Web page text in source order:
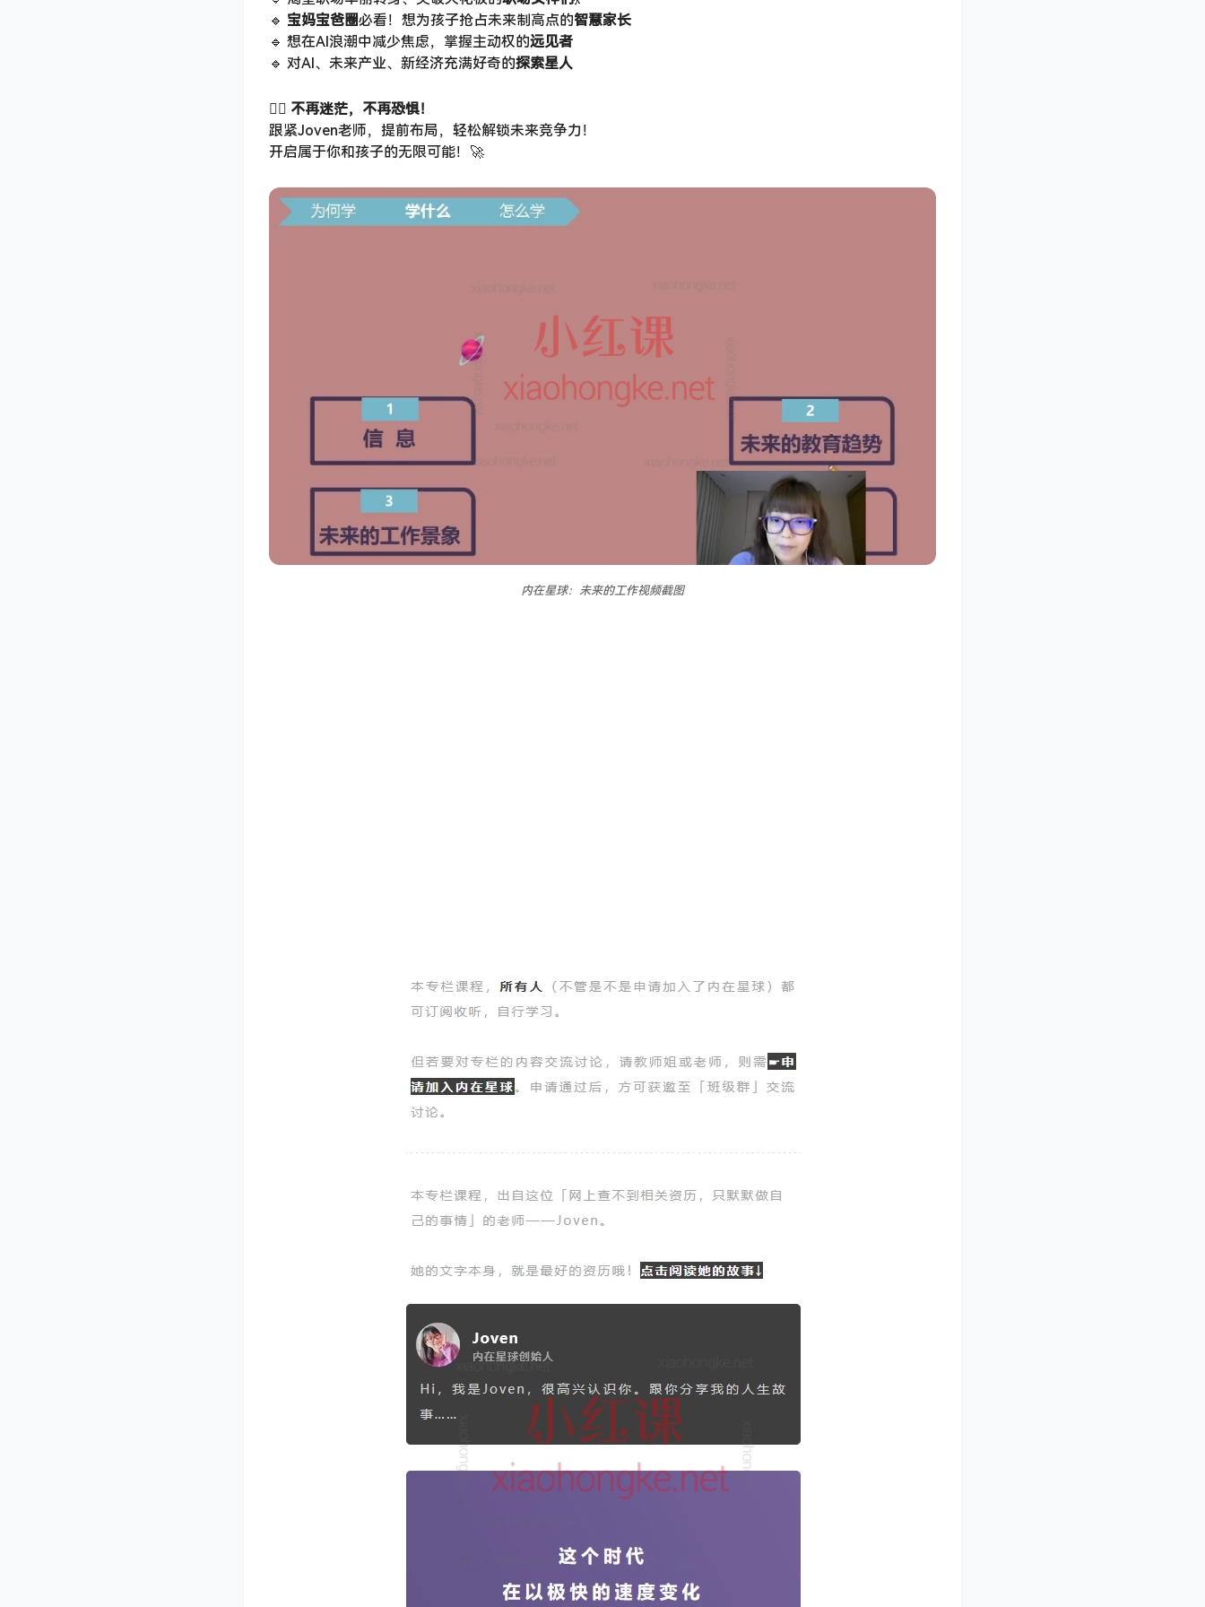
🔹 ​ 宝妈宝爸圈必看！想为孩子抢占未来制高点的智慧家长
🔹 想在AI浪潮中减少焦虑，掌握主动权的远见者
🔹 对AI、未来产业、新经济充满好奇的探索星人
🙋‍♀️ ​ 不再迷茫，不再恐惧！​
跟紧Joven老师，提前布局，轻松解锁未来竞争力！
开启属于你和孩子的无限可能！🚀
内在星球：未来的工作视频截图